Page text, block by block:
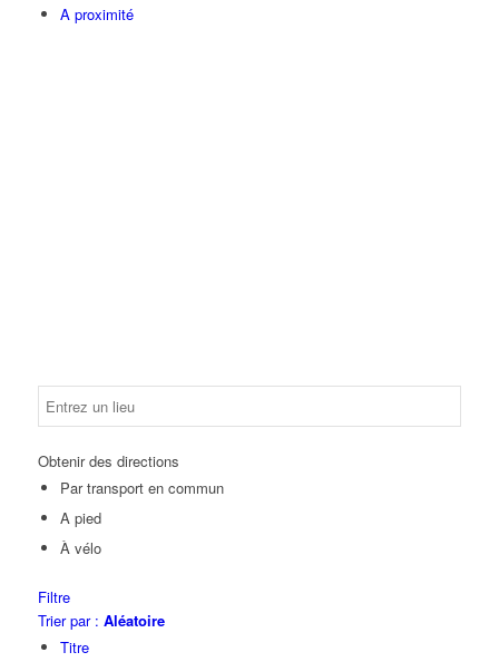
A proximité
Obtenir des directions
Par transport en commun
A pied
À vélo
Filtre
Trier par : Aléatoire
Titre